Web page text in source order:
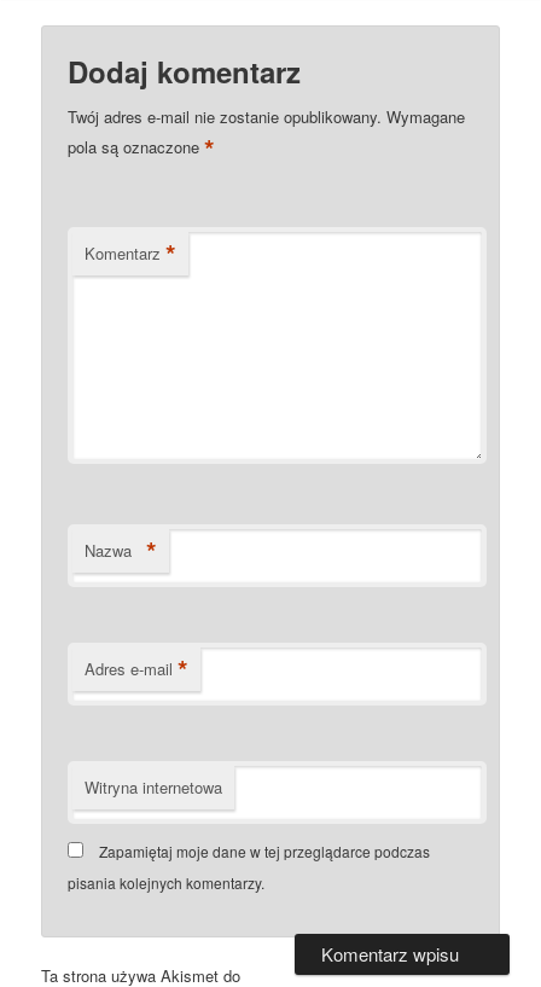
Dodaj komentarz
Twój adres e-mail nie zostanie opublikowany. Wymagane
pola są oznaczone*
Komentarz *
Nazwa *
Adres e-mail *
Witryna internetowa
Zapamiętaj moje dane w tej przeglądarce podczas
pisania kolejnych komentarzy.
Ta strona używa Akismet do